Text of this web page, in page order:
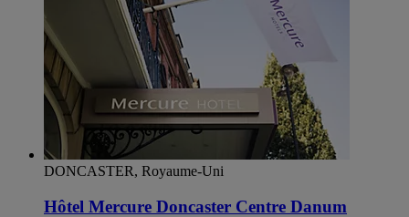
DONCASTER, Royaume-Uni
Hôtel Mercure Doncaster Centre Danum